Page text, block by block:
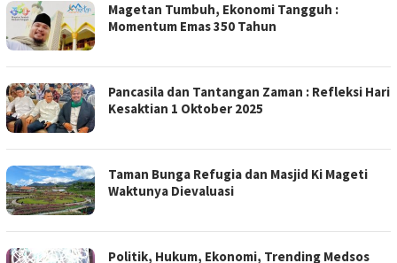
Magetan Tumbuh, Ekonomi Tangguh :
Momentum Emas 350 Tahun
Pancasila dan Tantangan Zaman : Refleksi Hari
Kesaktian 1 Oktober 2025
Taman Bunga Refugia dan Masjid Ki Mageti
Waktunya Dievaluasi
Politik, Hukum, Ekonomi, Trending Medsos